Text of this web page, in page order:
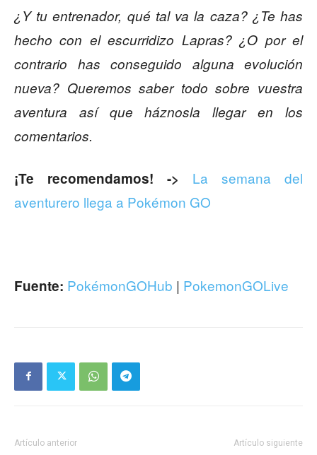
¿Y tu entrenador, qué tal va la caza? ¿Te has
hecho con el escurridizo Lapras? ¿O por el
contrario has conseguido alguna evolución
nueva? Queremos saber todo sobre vuestra
aventura así que háznosla llegar en los
comentarios.
¡Te recomendamos! -> La semana del
aventurero llega a Pokémon GO
Fuente: PokémonGOHub | PokemonGOLive
Artículo anterior Artículo siguiente